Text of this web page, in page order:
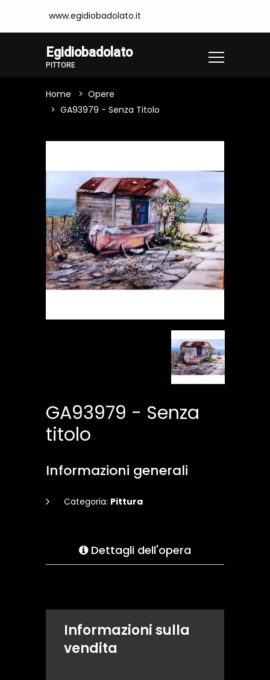
www.egidiobadolato.it
Egidiobadolato
PITTORE
Home
Opere
GA93979 - Senza Titolo
GA93979 - Senza
titolo
Informazioni generali
Categoria: Pittura
Dettagli dell'opera
Informazioni sulla
vendita